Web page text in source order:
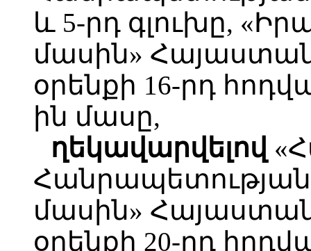
և 5-րդ գլուխը,
մասին»
օրենքի 16-րդ
ին մասը,
ղեկավարվելով
մասին»
օրենքի 20-րդ